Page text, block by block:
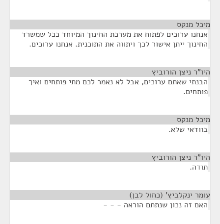
מיכל מנקס
אנחנו ערוכים לפתוח את מערכת החינוך המיוחד ככל שמשרד
החינוך ייתן אישור לכך ויתווה את התוכנית. אנחנו ערוכים.
היו"ר ניצן הורוביץ
הבנתי שאתם ערוכים, אבל לא נאמר לכם מתי פותחים ואיך
פותחים.
מיכל מנקס
בוודאי שלא.
היו"ר ניצן הורוביץ
תודה.
עומר ינקלביץ' (כחול לבן)
האם זה נכון שנתתם הוראה - - -